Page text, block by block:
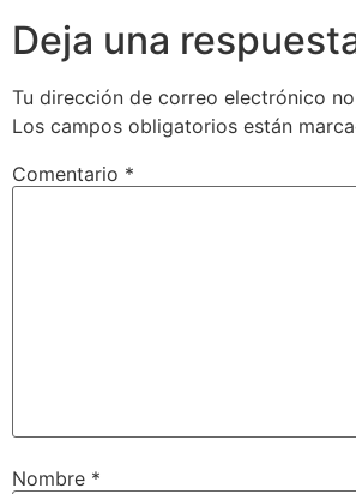
Deja una
Tu dirección de correo electrónico
Los campos obligatorios están
Comentario *
Nombre *